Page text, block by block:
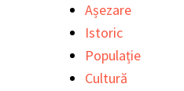
Așezare
Istoric
Populație
Cultură